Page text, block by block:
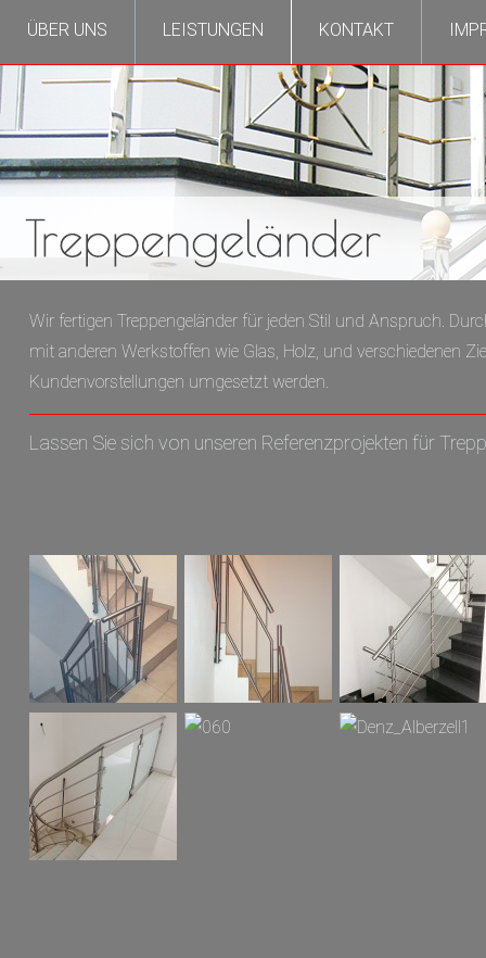
ÜBER UNS LEISTUNGEN KONTAKT
Wir fertigen Treppengeländer für jeden Stil und Anspruch.
mit anderen Werkstoffen wie Glas, Holz, und verschiedenen
Kundenvorstellungen umgesetzt werden.
Lassen Sie sich von unseren Referenzprojekten für